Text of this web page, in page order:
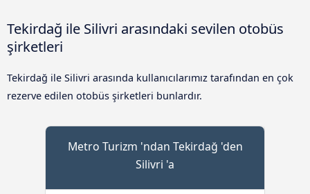
Tekirdağ ile Silivri arasındaki sevilen otobüs
şirketleri
Tekirdağ ile Silivri arasında kullanıcılarımız tarafından en çok
rezerve edilen otobüs şirketleri bunlardır.
Metro Turizm 'ndan Tekirdağ 'den
Silivri 'a